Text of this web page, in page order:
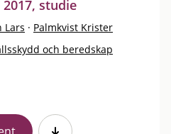
studie
Lars · Palmkvist Krister
och beredskap